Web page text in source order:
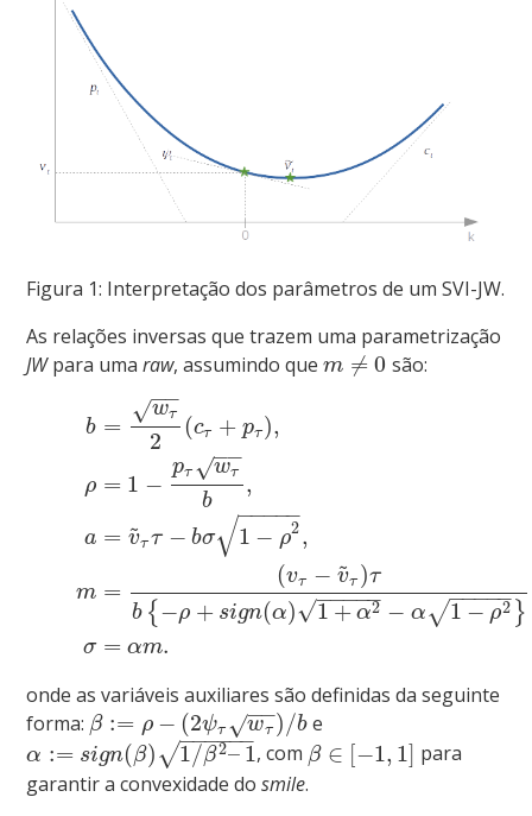
Figura 1: Interpretação dos parâmetros de um SVI-JW.
As relações inversas que trazem uma parametrização
JWpara umaraw, assumindo quem ≠ 0 são:
b
ρ
a
m
σ
=
wτ
−−
√
2
(cτ + pτ ),
= 1 −
pτ wτ
−−
√
b
,
= v
~
τ τ − bσ 1 − ρ2
− −
−−−
√ ,
=
(vτ − v
~
τ )τ
b { −ρ + sign(α) 1 + α2
− −
−−−
√ − α 1 − ρ2
− −
−−−
√ }
= αm.
onde as variáveis auxiliares são definidas da seguinte
forma: β := ρ − (2ψτ wτ
−−
√ ) /b e
α := sign(β) 1/β2– 1
− −
−−−−
√ , com β ∈ [−1, 1] para
garantir a convexidade dosmile.